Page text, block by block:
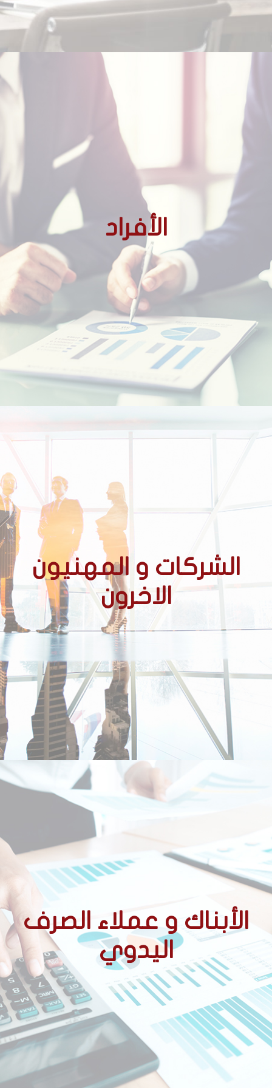
الأفراد
الأجانب غير المقيمين
الأجانب المقيمين
المغاربة المقيمين بالخارج
الطلاب المغاربة في الخارج
الشركات و المهنيون
الاخرون
الشركات الحائزة على عقود
الأبناك و عملاء الصرف
اليدوي
الأحكام التنظيمية المتعلقة
بالوسطاء المعتمدين
ممارسة نشاط الصرف اليدوي